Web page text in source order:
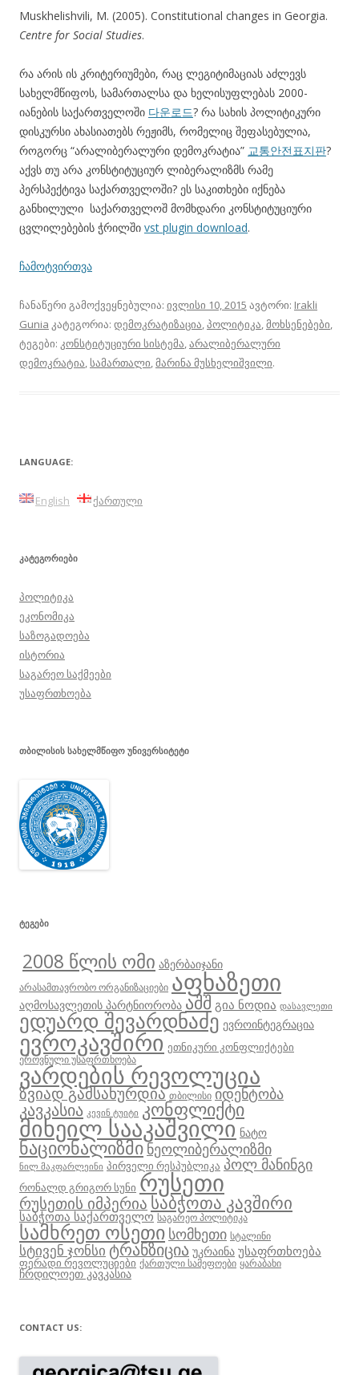
Muskhelishvili, M. (2005). Constitutional changes in Georgia.
Centre for Social Studies.
რა არის ის კრიტერიუმები, რაც ლეგიტიმაციას აძლევს
სახელმწიფოს, სამართალსა და ხელისუფლებას 2000-
იანების საქართველოში 다운로드? რა სახის პოლიტიკური
დისკურსი ახასიათებს რეჟიმს, რომელიც შეფასებულია,
როგორც “არალიბერალური დემოკრატია” 교통안전표지판?
აქვს თუ არა კონსტიტუციურ ლიბერალიზმს რამე
პერსპექტივა საქართველოში? ეს საკითხები იქნება
განხილული საქართველოშ მომხდარი კონსტიტუციური
ცვლილებების ჭრილში vst plugin download.
ჩამოტვირთვა
ჩანაწერი გამოქვეყნებულია: ივლისი 10, 2015 ავტორი: Irakli
Gunia კატეგორია: დემოკრატიზაცია,პოლიტიკა,მოხსენებები,
ტეგები: კონსტიტუციური სისტემა,არალიბერალური
დემოკრატია,სამართალი,მარინა მუსხელიშვილი.
LANGUAGE:
English ქართული
ᲙᲐᲢᲔᲒᲝᲠᲘᲔᲑᲘ
პოლიტიკა
ეკონომიკა
საზოგადოება
ისტორია
საგარეო საქმეები
უსაფრთხოება
ᲗᲑᲘᲚᲘᲡᲘᲡ ᲡᲐᲮᲔᲚᲛᲬᲘᲤᲝ ᲣᲜᲘᲕᲔᲠᲡᲘᲢᲔᲢᲘ
ᲢᲔᲒᲔᲑᲘ
2008 წლის ომი აზერბაიჯანი
არასამთავრობო ორგანიზაციები აფხაზეთი
აღმოსავლეთის პარტნიორობა აშშ გია ნოდია დასავლეთი
ედუარდ შევარდნაძე ევროინტეგრაცია
ევროკავშირი ეთნიკური კონფლიქტები
ეროვნული უსაფრთხოება
ვარდების რევოლუცია
ზვიად გამსახურდია თბილისი იდენტობა
კავკასია კევინ ტუიტი კონფლიქტი
მიხეილ სააკაშვილი ნატო
ნაციონალიზმინეოლიბერალიზმი
ნილ მაკფარლეინი პირველი რესპუბლიკა პოლ მანინგი
რონალდ გრიგორ სუნი რუსეთი
რუსეთის იმპერია საბჭოთა კავშირი
საბჭოთა საქართველო საგარეო პოლიტიკა
სამხრეთ ოსეთი სომხეთი სტალინი
სტივენ ჯონსი ტრანზიცია უკრაინა უსაფრთხოება
ფერადი რევოლუციები ქართული სამეფოები ყარაბახი
ჩრდილოეთ კავკასია
CONTACT US: